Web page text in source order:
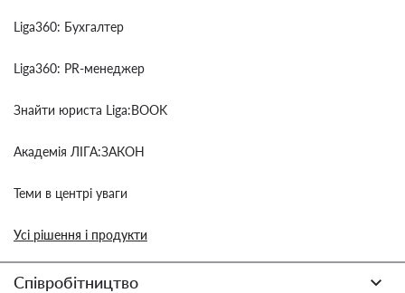
Liga360: Бухгалтер
Liga360: PR-менеджер
Знайти юриста Liga:BOOK
Академія ЛІГА:ЗАКОН
Теми в центрі уваги
Усі рішення і продукти
Співробітництво